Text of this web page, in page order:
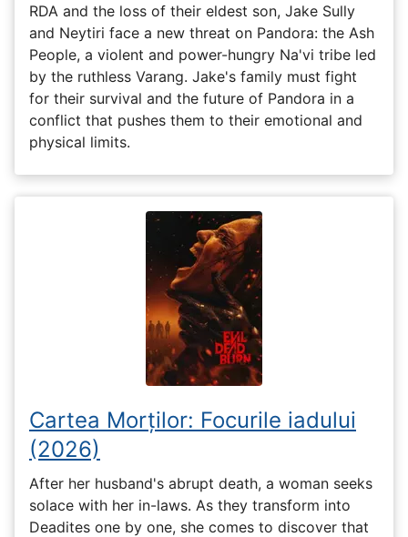
RDA and the loss of their eldest son, Jake Sully
and Neytiri face a new threat on Pandora: the Ash
People, a violent and power-hungry Na'vi tribe led
by the ruthless Varang. Jake's family must fight
for their survival and the future of Pandora in a
conflict that pushes them to their emotional and
physical limits.
Cartea Morților: Focurile iadului
(2026)
After her husband's abrupt death, a woman seeks
solace with her in-laws. As they transform into
Deadites one by one, she comes to discover that